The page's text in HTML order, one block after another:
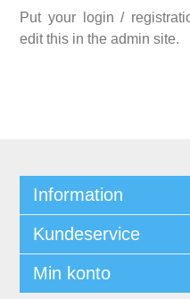
Put your login /
edit this in the admin site.
Information
Kundeservice
Min konto